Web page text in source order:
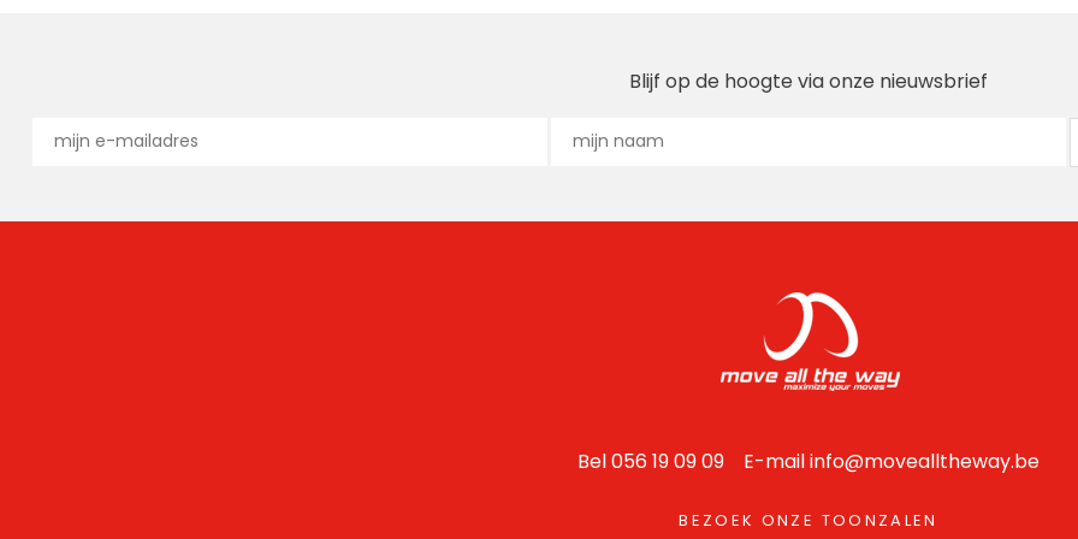
Blijf op de hoogte via onze nieuwsbrief
Bel 056 19 09 09 E-mailinfo@movealltheway.be
BEZOEK ONZE TOONZALEN